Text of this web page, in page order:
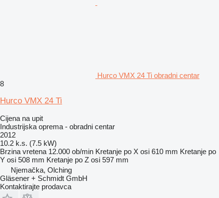
Hurco VMX 24 Ti obradni centar
8
Hurco VMX 24 Ti
Cijena na upit
Industrijska oprema - obradni centar
2012
10.2 k.s. (7.5 kW)
Brzina vretena 12.000 ob/min Kretanje po X osi 610 mm Kretanje po
Y osi 508 mm Kretanje po Z osi 597 mm
Njemačka, Olching
Gläsener + Schmidt GmbH
Kontaktirajte prodavca